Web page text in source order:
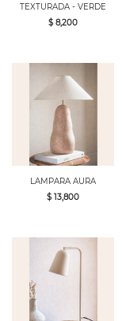
TEXTURADA - VERDE
$ 8,200
LAMPARA AURA
$ 13,800